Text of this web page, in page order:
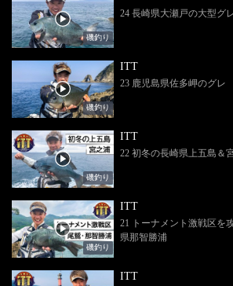
磯釣り
24 長崎県大瀬戸の大型グ
磯釣り
ITT
23 鹿児島県佐多岬のグレ
磯釣り
ITT
22 初冬の長崎県上五島＆
磯釣り
ITT
21 トーナメント激戦区を
県那智勝浦
ITT